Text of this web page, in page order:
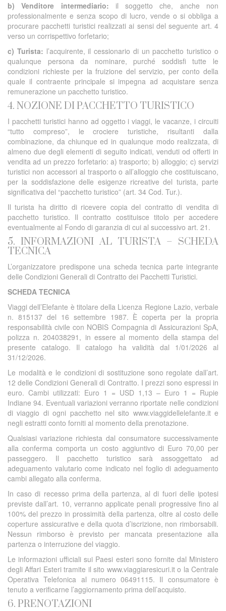
b) Venditore intermediario: il soggetto che, anche non
professionalmente e senza scopo di lucro, vende o si obbliga a
procurare pacchetti turistici realizzati ai sensi del seguente art. 4
verso un corrispettivo forfetario;
c) Turista: l’acquirente, il cessionario di un pacchetto turistico o
qualunque persona da nominare, purché soddisfi tutte le
condizioni richieste per la fruizione del servizio, per conto della
quale il contraente principale si impegna ad acquistare senza
remunerazione un pacchetto turistico.
4. NOZIONE DI PACCHETTO TURISTICO
I pacchetti turistici hanno ad oggetto i viaggi, le vacanze, i circuiti
“tutto compreso”, le crociere turistiche, risultanti dalla
combinazione, da chiunque ed in qualunque modo realizzata, di
almeno due degli elementi di seguito indicati, venduti od offerti in
vendita ad un prezzo forfetario: a) trasporto; b) alloggio; c) servizi
turistici non accessori al trasporto o all’alloggio che costituiscano,
per la soddisfazione delle esigenze ricreative del turista, parte
significativa del “pacchetto turistico” (art. 34 Cod. Tur.).
Il turista ha diritto di ricevere copia del contratto di vendita di
pacchetto turistico. Il contratto costituisce titolo per accedere
eventualmente al Fondo di garanzia di cui al successivo art. 21.
5. INFORMAZIONI AL TURISTA – SCHEDA
TECNICA
L’organizzatore predispone una scheda tecnica parte integrante
delle Condizioni Generali di Contratto dei Pacchetti Turistici.
SCHEDA TECNICA
Viaggi dell’Elefante è titolare della Licenza Regione Lazio, verbale
n. 815137 del 16 settembre 1987. È coperta per la propria
responsabilità civile con NOBIS Compagnia di Assicurazioni SpA,
polizza n. 204038291, in essere al momento della stampa del
presente catalogo. Il catalogo ha validità dal 1/01/2026 al
31/12/2026.
Le modalità e le condizioni di sostituzione sono regolate dall’art.
12 delle Condizioni Generali di Contratto. I prezzi sono espressi in
euro. Cambi utilizzati: Euro 1 = USD 1,13 – Euro 1 = Rupie
Indiane 94. Eventuali variazioni verranno riportate nelle condizioni
di viaggio di ogni pacchetto nel sito www.viaggidellelefante.it e
negli estratti conto forniti al momento della prenotazione.
Qualsiasi variazione richiesta dal consumatore successivamente
alla conferma comporta un costo aggiuntivo di Euro 70,00 per
passeggero. Il pacchetto turistico sarà assoggettato ad
adeguamento valutario come indicato nel foglio di adeguamento
cambi allegato alla conferma.
In caso di recesso prima della partenza, al di fuori delle ipotesi
previste dall’art. 10, verranno applicate penali progressive fino al
100% del prezzo in prossimità della partenza, oltre al costo delle
coperture assicurative e della quota d’iscrizione, non rimborsabili.
Nessun rimborso è previsto per mancata presentazione alla
partenza o interruzione del viaggio.
Le informazioni ufficiali sui Paesi esteri sono fornite dal Ministero
degli Affari Esteri tramite il sito www.viaggiaresicuri.it o la Centrale
Operativa Telefonica al numero 06491115. Il consumatore è
tenuto a verificarne l’aggiornamento prima dell’acquisto.
6. PRENOTAZIONI